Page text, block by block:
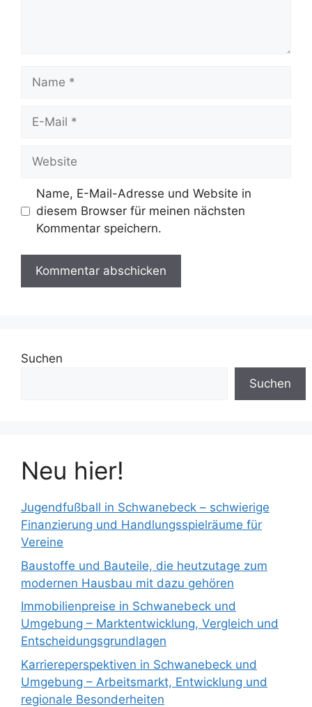
Mail
Name, E-Mail-Adresse und Website in
diesem Browser für meinen nächsten
Kommentar speichern.
Suchen
Suchen
Neu hier!
Jugendfußball in Schwanebeck – schwierige
Finanzierung und Handlungsspielräume für
Vereine
Baustoffe und Bauteile, die heutzutage zum
modernen Hausbau mit dazu gehören
Immobilienpreise in Schwanebeck und
Umgebung – Marktentwicklung, Vergleich und
Entscheidungsgrundlagen
Karriereperspektiven in Schwanebeck und
Umgebung – Arbeitsmarkt, Entwicklung und
regionale Besonderheiten